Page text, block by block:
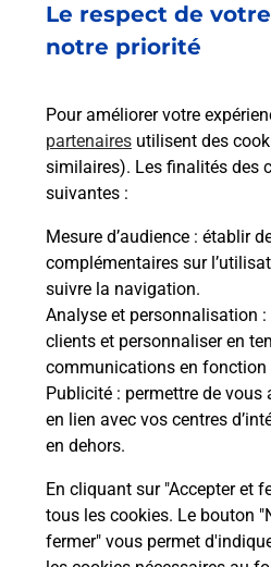
Le respect de
notre priorité
Pour améliorer votre
partenaires utilisent des
similaires). Les finalités des
suivantes :
Mesure d’audience : établir
complémentaires sur
suivre la navigation.
Analyse et personnalisation
clients et personnaliser en
communications en fonction
Publicité : permettre de vous
en lien avec vos centres
en dehors.
En cliquant sur "Accepter et
tous les cookies. Le bouton
fermer" vous permet
Vous souhaitez envoyer un
ORGEVAL (51100) ?
En savoir plus
Foire aux
Quel âge minimum
passer le permis
Combien coûte le
Combien de temps est
code bateau ?